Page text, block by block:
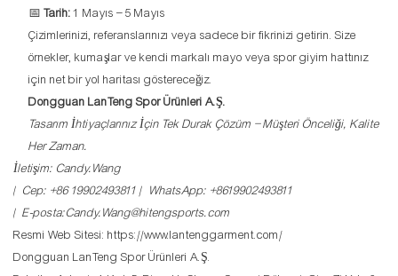
📅 Tarih:1 Mayıs – 5 Mayıs
Çizimlerinizi, referanslarınızı veya sadece bir fikrinizi getirin. Size
örnekler, kumaşlar ve kendi markalı mayo veya spor giyim hattınız
için net bir yol haritası göstereceğiz.
Dongguan LanTeng Spor Ürünleri A.Ş.
Tasarım İhtiyaçlarınız İçin Tek Durak Çözüm – Müşteri Önceliği, Kalite
Her Zaman.
İletişim: Candy.Wang
| Cep: +86 19902493811 | WhatsApp: +8619902493811
| E-posta:Candy.Wang@hitengsports.com
Resmi Web Sitesi: https://www.lantenggarment.com/
Dongguan LanTeng Spor Ürünleri A.Ş.